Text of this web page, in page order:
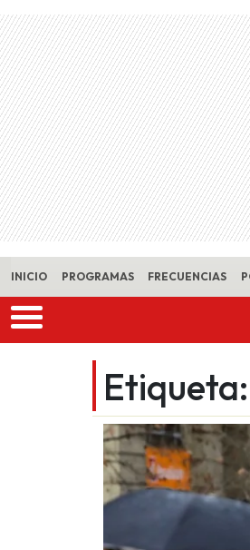
Skip to main content
INICIO PROGRAMAS FRECUENCIAS
Etiqueta: